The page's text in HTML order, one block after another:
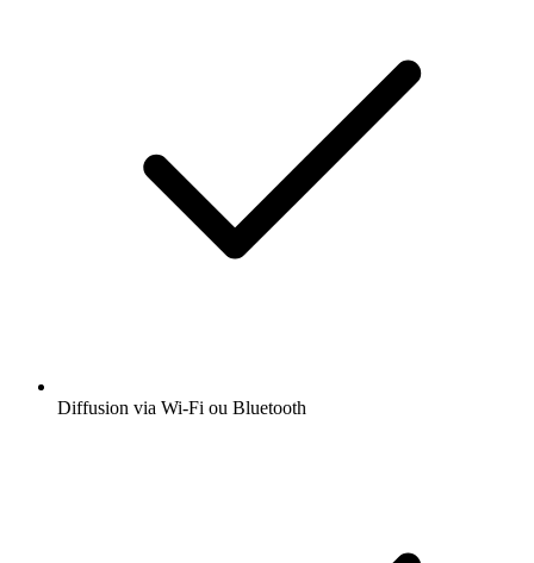
Diffusion via Wi-Fi ou Bluetooth